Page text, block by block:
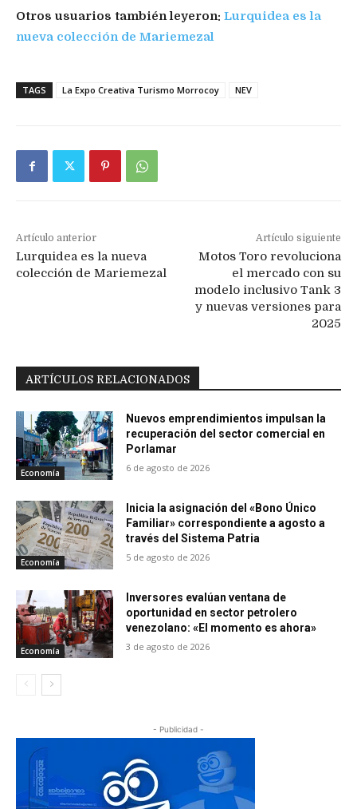
Otros usuarios también leyeron: Lurquidea es la
nueva colección de Mariemezal
TAGS La Expo Creativa Turismo Morrocoy NEV
Artículo anterior
Lurquidea es la nueva
colección de Mariemezal
Artículo siguiente
Motos Toro revoluciona
el mercado con su
modelo inclusivo Tank 3
y nuevas versiones para
2025
ARTÍCULOS RELACIONADOS
Economía
Nuevos emprendimientos impulsan la
recuperación del sector comercial en
Porlamar
6 de agosto de 2026
Economía
Inicia la asignación del «Bono Único
Familiar» correspondiente a agosto a
través del Sistema Patria
5 de agosto de 2026
Economía
Inversores evalúan ventana de
oportunidad en sector petrolero
venezolano: «El momento es ahora»
3 de agosto de 2026
- Publicidad -